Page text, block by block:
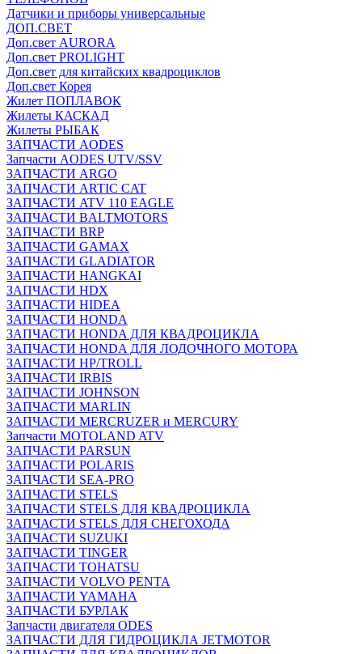
Датчики и приборы универсальные
ДОП.СВЕТ
Доп.свет AURORA
Доп.свет PROLIGHT
Доп.свет для китайских квадроциклов
Доп.свет Корея
Жилет ПОПЛАВОК
Жилеты КАСКАД
Жилеты РЫБАК
ЗАПЧАСТИ AODES
Запчасти AODES UTV/SSV
ЗАПЧАСТИ ARGO
ЗАПЧАСТИ ARTIC CAT
ЗАПЧАСТИ ATV 110 EAGLE
ЗАПЧАСТИ BALTMOTORS
ЗАПЧАСТИ BRP
ЗАПЧАСТИ GAMAX
ЗАПЧАСТИ GLADIATOR
ЗАПЧАСТИ HANGKAI
ЗАПЧАСТИ HDX
ЗАПЧАСТИ HIDEA
ЗАПЧАСТИ HONDA
ЗАПЧАСТИ HONDA ДЛЯ КВАДРОЦИКЛА
ЗАПЧАСТИ HONDA ДЛЯ ЛОДОЧНОГО МОТОРА
ЗАПЧАСТИ HP/TROLL
ЗАПЧАСТИ IRBIS
ЗАПЧАСТИ JOHNSON
ЗАПЧАСТИ MARLIN
ЗАПЧАСТИ MERCRUZER и MERCURY
Запчасти MOTOLAND ATV
ЗАПЧАСТИ PARSUN
ЗАПЧАСТИ POLARIS
ЗАПЧАСТИ SEA-PRO
ЗАПЧАСТИ STELS
ЗАПЧАСТИ STELS ДЛЯ КВАДРОЦИКЛА
ЗАПЧАСТИ STELS ДЛЯ СНЕГОХОДА
ЗАПЧАСТИ SUZUKI
ЗАПЧАСТИ TINGER
ЗАПЧАСТИ TOHATSU
ЗАПЧАСТИ VOLVO PENTA
ЗАПЧАСТИ YAMAHA
ЗАПЧАСТИ БУРЛАК
Запчасти двигателя ODES
ЗАПЧАСТИ ДЛЯ ГИДРОЦИКЛА JETMOTOR